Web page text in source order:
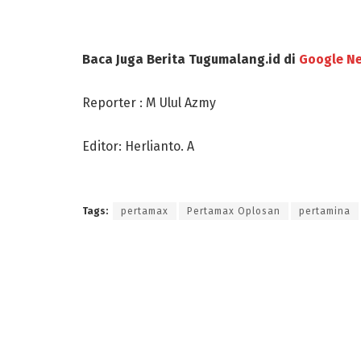
Baca Juga Berita Tugumalang.id di Google
Reporter : M Ulul Azmy
Editor: Herlianto. A
Tags: pertamax Pertamax Oplosan pertamina